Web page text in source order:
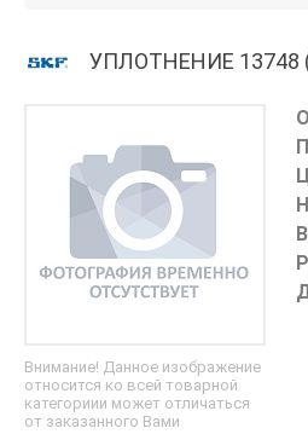
УПЛОТНЕНИЕ 13748
Внимание! Данное изображение
относится ко всей товарной
категориии может отличаться
от заказанного Вами